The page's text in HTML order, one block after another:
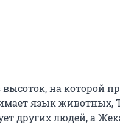
на которой
язык животных,
других людей, а